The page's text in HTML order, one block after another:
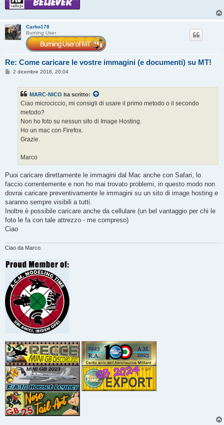
Carbo178
Burning User
Re: Come caricare le vostre immagini (e documenti) su MT!
M2 dicembre 2018, 20:04
MARC-NICO ha scritto:
Ciao microciccio, mi consigli di usare il primo metodo o il secondo
metodo?
Non ho foto su nessun sito di Image Hosting.
Ho un mac con Firefox.
Grazie.
Marco
Puoi caricare direttamente le immagini dal Mac anche con Safari, lo
faccio correntemente e non ho mai trovato problemi, in questo modo non
dovrai caricare preventivamente le immagini su un sito di image hosting e
saranno sempre visibili a tutti.
Inoltre è possibile caricare anche da cellulare (un bel vantaggio per chi le
foto le fa con tale attrezzo - me compreso)
Ciao
Ciao da Marco.